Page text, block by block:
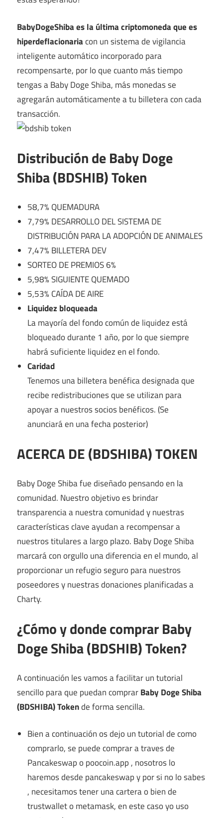
BabyDogeShiba es la última criptomoneda que es
hiperdeflacionariacon un sistema de vigilancia
inteligente automático incorporado para
recompensarte, por lo que cuanto más tiempo
tengas a Baby Doge Shiba, más monedas se
agregarán automáticamente a tu billetera con cada
transacción.
Distribución de Baby Doge
Shiba (BDSHIB) Token
58,7% QUEMADURA
7,79% DESARROLLO DEL SISTEMA DE
DISTRIBUCIÓN PARA LA ADOPCIÓN DE ANIMALES
7,47% BILLETERA DEV
SORTEO DE PREMIOS 6%
5,98% SIGUIENTE QUEMADO
5,53% CAÍDA DE AIRE
Liquidez bloqueada
La mayoría del fondo común de liquidez está
bloqueado durante 1 año, por lo que siempre
habrá suficiente liquidez en el fondo.
Caridad
Tenemos una billetera benéfica designada que
recibe redistribuciones que se utilizan para
apoyar a nuestros socios benéficos. (Se
anunciará en una fecha posterior)
ACERCA DE (BDSHIBA) TOKEN
Baby Doge Shiba fue diseñado pensando en la
comunidad. Nuestro objetivo es brindar
transparencia a nuestra comunidad y nuestras
características clave ayudan a recompensar a
nuestros titulares a largo plazo. Baby Doge Shiba
marcará con orgullo una diferencia en el mundo, al
proporcionar un refugio seguro para nuestros
poseedores y nuestras donaciones planificadas a
Charty.
¿Cómo y donde comprarBaby
Doge Shiba (BDSHIB) Token?
A continuación les vamos a facilitar un tutorial
sencillo para que puedan comprarBaby Doge Shiba
(BDSHIBA) Tokende forma sencilla.
Bien a continuación os dejo un tutorial de como
comprarlo, se puede comprar a traves de
Pancakeswap o poocoin.app , nosotros lo
haremos desde pancakeswap y por si no lo sabes
, necesitamos tener una cartera o bien de
trustwallet o metamask, en este caso yo uso